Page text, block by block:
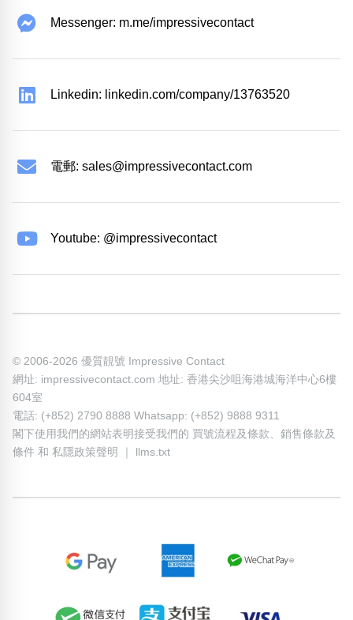
Messenger: m.me/impressivecontact
Linkedin: linkedin.com/company/13763520
電郵: sales@impressivecontact.com
Youtube: @impressivecontact
© 2006-2026 優質靚號 Impressive Contact
網址: impressivecontact.com 地址: 香港尖沙咀海港城海洋中心6樓
604室
電話: (+852) 2790 8888 Whatsapp: (+852) 9888 9311
閣下使用我們的網站表明接受我們的 買號流程及條款、 銷售條款及
條件 和 私隱政策聲明 llms.txt